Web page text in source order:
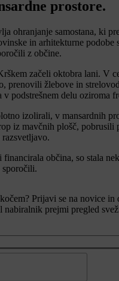
prostore.
ohranjanje samostana, ki
in arhitekturne podobe
z občine.
začeli oktobra lani. V
prenovili žlebove in
v podstrešnem delu oziroma
izolirali, v mansardnih
iz mavčnih plošč, pobrusili
občina, so stala
sporočili.
Prijavi se na novice in
nabiralnik prejmi pregled